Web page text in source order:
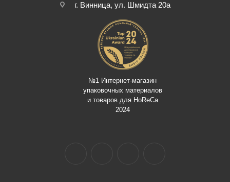
г. Винница, ул. Шмидта 20а
№1 Интернет-магазин
упаковочных материалов
и товаров для HoReCa
2024